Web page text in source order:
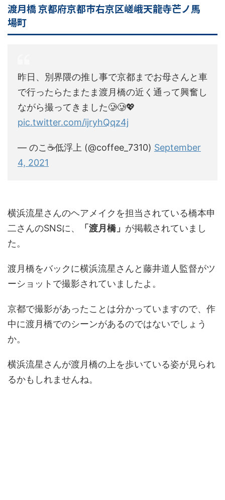
渡月橋 京都府京都市右京区嵯峨天龍寺芒ノ馬
場町
昨日、別界隈の推し事で京都までお母さんと車
で行ったらたまたま渡月橋の近く通って興奮し
ながら撮ってきました🥲🥲💖
pic.twitter.com/ijryhQqz4j
— のこ☕低浮上 (@coffee_7310) September
4, 2021
横浜流星さんのヘアメイクを担当されている橋本申
二さんのSNSに、
「渡月橋」 が掲載されていまし
た。
渡月橋をバックに横浜流星さんと藤井道人監督がツ
ーショットで撮影されていましたよ。
京都で撮影があったことは分かっていますので、作
中に渡月橋でのシーンがあるのではないでしょう
か。
横浜流星さんが渡月橋の上を歩いている姿が見られ
るかもしれませんね。